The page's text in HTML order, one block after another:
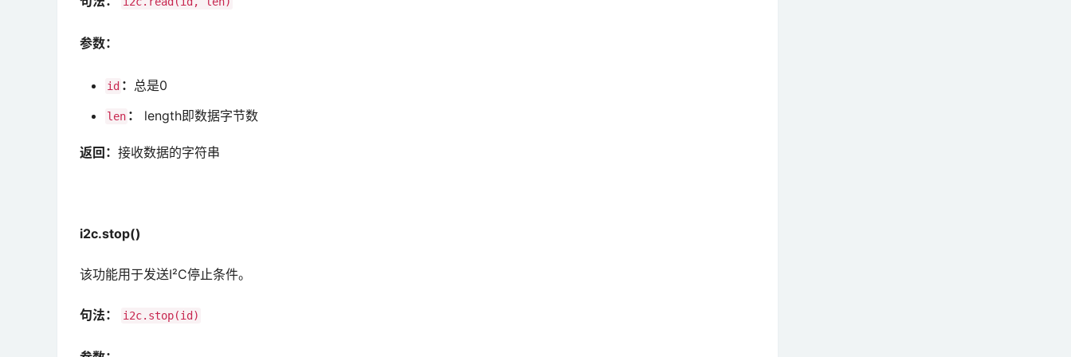
参数：
id ： 总是0
len ： length即数据字节数
返回： 接收数据的字符串
i2c.stop()
该功能用于发送I²C停止条件。
句法： i2c.stop(id)